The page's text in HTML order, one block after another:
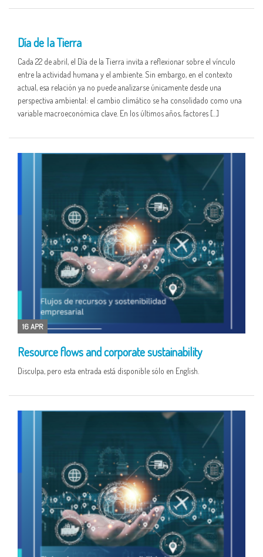
Día de la Tierra
Cada 22 de abril, el Día de la Tierra invita a reflexionar sobre el vínculo
entre la actividad humana y el ambiente. Sin embargo, en el contexto
actual, esa relación ya no puede analizarse únicamente desde una
perspectiva ambiental: el cambio climático se ha consolidado como una
variable macroeconómica clave. En los últimos años, factores […]
16 APR
Resource flows and corporate sustainability
Disculpa, pero esta entrada está disponible sólo en English.